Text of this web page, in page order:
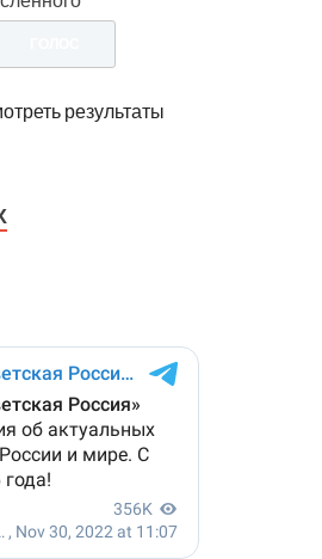
результаты